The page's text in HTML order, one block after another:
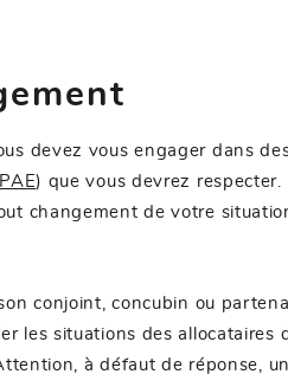
devez vous engager dans
) que vous devrez
changement de votre
conjoint, concubin ou
les situations des
à défaut de réponse,